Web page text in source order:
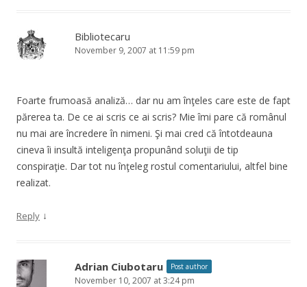
Bibliotecaru
November 9, 2007 at 11:59 pm
Foarte frumoasă analiză… dar nu am înţeles care este de fapt
părerea ta. De ce ai scris ce ai scris? Mie îmi pare că românul
nu mai are încredere în nimeni. Şi mai cred că întotdeauna
cineva îi insultă inteligenţa propunând soluţii de tip
conspiraţie. Dar tot nu înţeleg rostul comentariului, altfel bine
realizat.
Reply ↓
Adrian Ciubotaru Post author
November 10, 2007 at 3:24 pm